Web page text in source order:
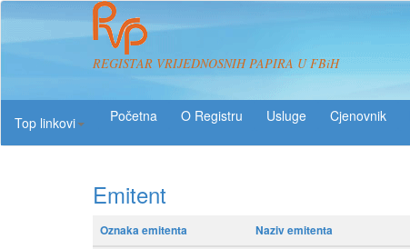
REGISTAR VRIJEDNOSNIH PAPIRA U FBiH
Top linkovi
O Registru Usluge
Emitent
Oznaka emitenta Naziv emitenta